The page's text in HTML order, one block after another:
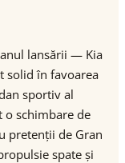
anul lansării — Kia
solid în favoarea
sportiv al
o schimbare de
pretenții de Gran
spate și